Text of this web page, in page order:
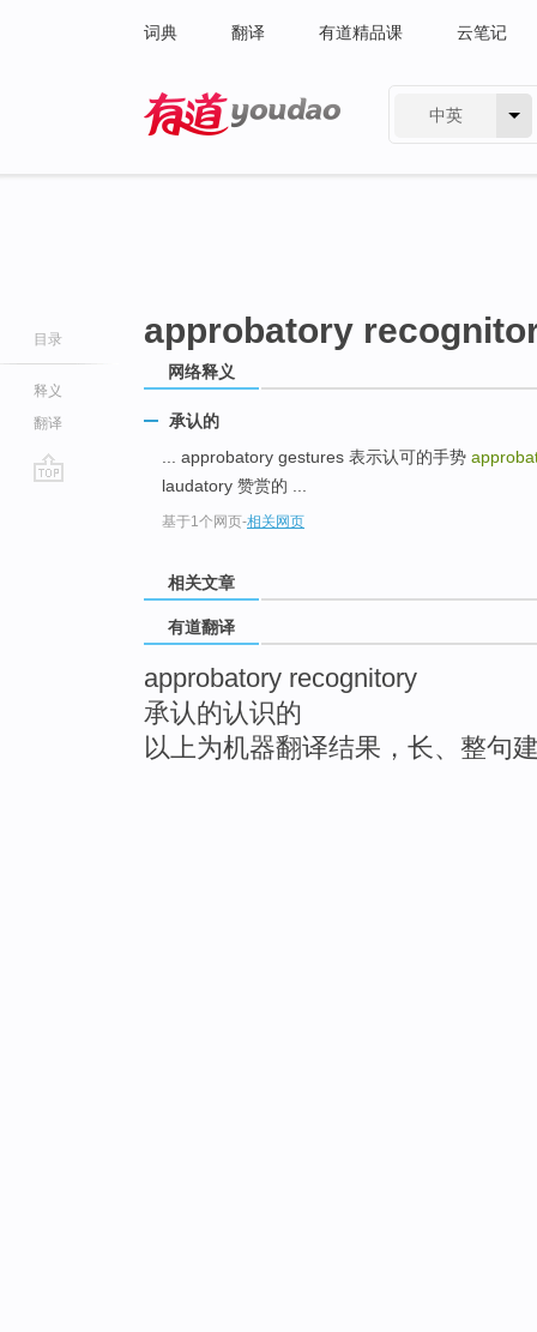
词典 翻译 有道精品课 云笔记
中英
目录
释义
翻译
approbatory
网络释义
承认的
... approbatory gestures 表示认可的手势
laudatory 赞赏的 ...
基于1个网页-相关网页
相关文章
有道翻译
approbatory recognitory
承认的认识的
以上为机器翻译结果，长、整句